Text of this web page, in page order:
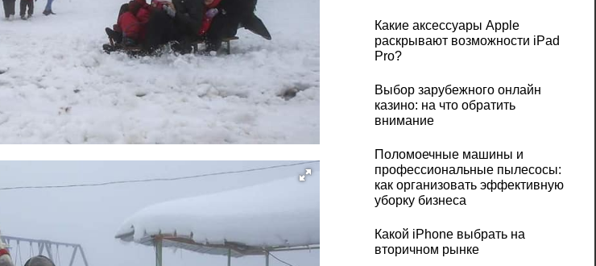
Какие аксессуары Apple
раскрывают возможности iPad
Pro?
Выбор зарубежного онлайн
казино: на что обратить
внимание
Поломоечные машины и
профессиональные пылесосы:
как организовать эффективную
уборку бизнеса
Какой iPhone выбрать на
вторичном рынке